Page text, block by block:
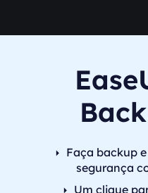
Faça backup
segurança
Um clique